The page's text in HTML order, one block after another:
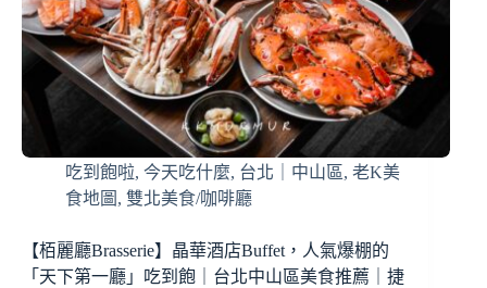
吃到飽啦, 今天吃什麼, 台北｜中山區, 老K美
食地圖 , 雙北美食/咖啡廳
【栢麗廳Brasserie】晶華酒店Buffet，人氣爆棚的
「天下第一廳」吃到飽｜台北中山區美食推薦｜捷